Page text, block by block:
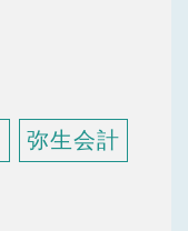
弥生会計